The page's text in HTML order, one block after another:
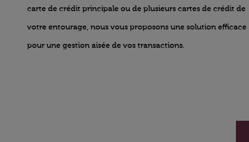
carte de crédit principale ou de plusieurs cartes de crédit de
votre entourage, nous vous proposons une solution efficace
pour une gestion aisée de vos transactions.